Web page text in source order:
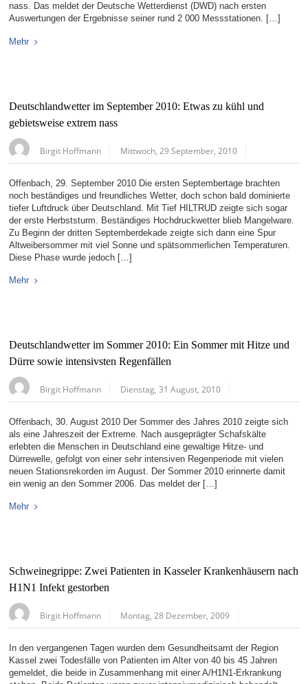
nass. Das meldet der Deutsche Wetterdienst (DWD) nach ersten
Auswertungen der Ergebnisse seiner rund 2 000 Messstationen. […]
Mehr
Deutschlandwetter im September 2010: Etwas zu kühl und
gebietsweise extrem nass
Birgit Hoffmann Mittwoch, 29 September, 2010
Offenbach, 29. September 2010 Die ersten Septembertage brachten
noch beständiges und freundliches Wetter, doch schon bald dominierte
tiefer Luftdruck über Deutschland. Mit Tief HILTRUD zeigte sich sogar
der erste Herbststurm. Beständiges Hochdruckwetter blieb Mangelware.
Zu Beginn der dritten Septemberdekade zeigte sich dann eine Spur
Altweibersommer mit viel Sonne und spätsommerlichen Temperaturen.
Diese Phase wurde jedoch […]
Mehr
Deutschlandwetter im Sommer 2010: Ein Sommer mit Hitze und
Dürre sowie intensivsten Regenfällen
Birgit Hoffmann Dienstag, 31 August, 2010
Offenbach, 30. August 2010 Der Sommer des Jahres 2010 zeigte sich
als eine Jahreszeit der Extreme. Nach ausgeprägter Schafskälte
erlebten die Menschen in Deutschland eine gewaltige Hitze- und
Dürrewelle, gefolgt von einer sehr intensiven Regenperiode mit vielen
neuen Stationsrekorden im August. Der Sommer 2010 erinnerte damit
ein wenig an den Sommer 2006. Das meldet der […]
Mehr
Schweinegrippe: Zwei Patienten in Kasseler Krankenhäusern nach
H1N1 Infekt gestorben
Birgit Hoffmann Montag, 28 Dezember, 2009
In den vergangenen Tagen wurden dem Gesundheitsamt der Region
Kassel zwei Todesfälle von Patienten im Alter von 40 bis 45 Jahren
gemeldet, die beide in Zusammenhang mit einer A/H1N1-Erkrankung